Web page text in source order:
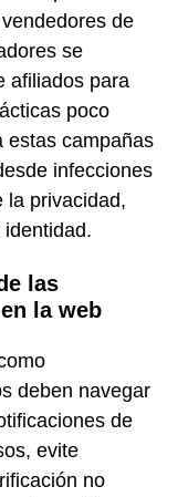
de
se
afiliados para
poco
estas campañas
infecciones
la privacidad,
las
la web
deben navegar
de
evite
no